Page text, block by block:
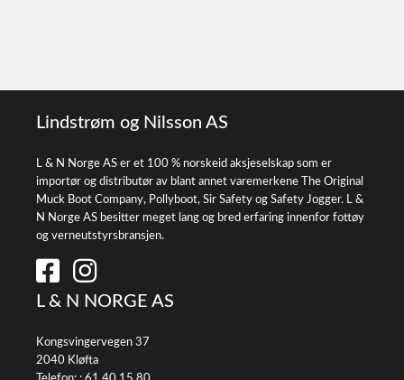
Lindstrøm og Nilsson AS
L & N Norge AS er et 100 % norskeid aksjeselskap som er
importør og distributør av blant annet varemerkene The Original
Muck Boot Company, Pollyboot, Sir Safety og Safety Jogger. L &
N Norge AS besitter meget lang og bred erfaring innenfor fottøy
og verneutstyrsbransjen.
L & N NORGE AS
Kongsvingervegen 37
2040 Kløfta